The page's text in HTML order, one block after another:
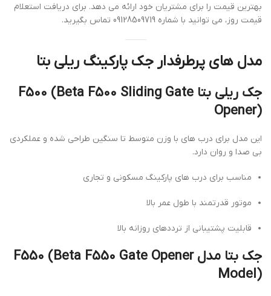
بهترین قیمت را برای مشتریان خود ارائه می دهد. برای دریافت استعلام
قیمت روز، می توانید با شماره 09128509719 تماس بگیرید.
مدل های پرطرفدار جک پارکینگ ریلی بتا
جک ریلی بتا F500 (Beta F500 Sliding Gate
Opener)
این مدل برای درب های با وزن متوسط تا سنگین طراحی شده و عملکردی
بی صدا و روان دارد.
مناسب برای درب های پارکینگ مسکونی و تجاری
موتور قدرتمند با طول عمر بالا
قابلیت پشتیبانی از ترددهای روزانه بالا
جک بتا مدل F550 (Beta F550 Gate Opener
Model)